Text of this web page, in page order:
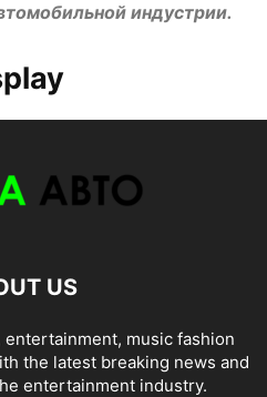
индустрии.
US
music fashion
the latest breaking news and
entertainment industry.